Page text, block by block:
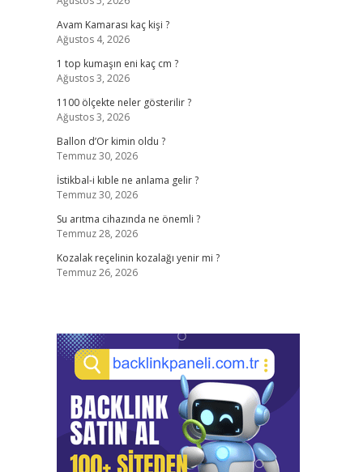
Avam Kamarası kaç kişi ?
Ağustos 4, 2026
1 top kumaşın eni kaç cm ?
Ağustos 3, 2026
1100 ölçekte neler gösterilir ?
Ağustos 3, 2026
Ballon d’Or kimin oldu ?
Temmuz 30, 2026
İstikbal-i kıble ne anlama gelir ?
Temmuz 30, 2026
Su arıtma cihazında ne önemli ?
Temmuz 28, 2026
Kozalak reçelinin kozalağı yenir mi ?
Temmuz 26, 2026